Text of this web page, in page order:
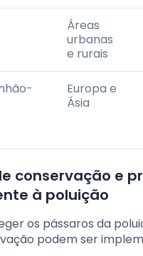
Áreas
urbanas
e rurais
Europa e
Ásia
conservação e
à poluição
os pássaros da
podem ser